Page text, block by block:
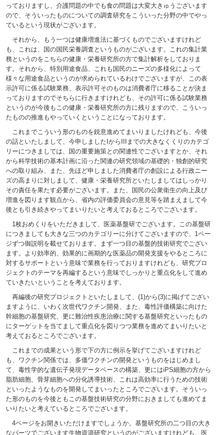
っておりますし、介護問題の中でも食の問題は大変大きゅうございます
ので、そういったものについての調査研究をこういった分野の中でやっ
ているという現状がございます。
それから、もう一つは健康増進法に基づくものでございますけれど
も、これは、国の国民栄養調査というものがございます。これの集計業
務というのをこちらの健康・栄養研究所の方で集計解析をしておりま
す。それから、特別用途食品、これも国民のニーズの多様化によって
様々な用途食品というのが求められているわけでございますが、この表
示許可に係る試験業務、表示許可そのものは消費者庁に移ることが決ま
っておりますのでそちらに行きますけれども、その許可に係る試験業務
というのが今後もこの健康・栄養研究所の方に残りますので、こういっ
たものの推進もやっていくということになっております。
これまでこういう形のものを鋭意進めてまいりましたけれども、今後
の話といたしまして、今申しましたIからIIIまでの大きなくくりのカテゴ
リーにつきましては、国の重要施策との関連性でございますとか、それ
から科学技術の基本計画に沿った関連の研究領域の基礎的・独創的研究
への取り組み、また、先ほど申しました消費者庁の創設による行政ニー
ズの高まりに対しまして、健康・栄養研究所といたしましてはしっかり
その責任を果たす必要がございます。また、国民の公衆衛生の向上及び
増進を図ります観点から、省内の評価委員会の意見等を踏まえまして今
後とも引き続きやってまいりたいと考えておるところでございます。
1枚おめくりをいただきまして、医薬基盤研でございます。この基盤研
につきましても大きな三つのカテゴリーに分けてございますので、1ペー
ジずつ御説明を載せております。まず一つ目の基盤的技術研究でござい
ます。より効率的、効果的に画期的な医薬品の開発支援をやるところに
対するサポートという意味で業務を行っておりますけれども、研究プロ
ジェクトのテーマを再編するという意味でしっかりと重点化をして進め
ていきたいということを考えております。
再編後の研究プロジェクトといたしまして、(1)から(3)に掲げてござい
ますように、いわく次世代ワクチン開発、また、毒性評価構築に向けた
幹細胞の基盤研究、更に難治性疾患治療に関する基盤研究といったもの
にターゲットを当てまして重点化を図りつつ業務を進めてまいりたいと
考えておるところでございます。
これまでの成果という形で下の方に例示を挙げてございますけれど
も、ワクチン関係では、多価ワクチンの開発というものをはじめまし
て、毒性学的な遺伝子発現データベースの構築、更にはiPS細胞の方から
脂肪細胞、骨芽細胞への分化誘導技術、これは高効率に行うための技術
といったようなものを開発してまいったところでございます。そういっ
た形のものを今後ともこの基盤技術研究の分野におきましても進めてま
いりたいと考えているところでございます。
4ページをお開きいただけますでしょうか。基盤研究所の二つ目の大き
なパーツでございます生物資源研究というのがございますけれども、医